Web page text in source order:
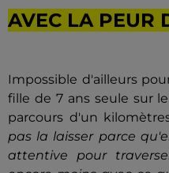
AVEC LA PEUR
Impossible d'ailleurs
fille de 7 ans seule sur
parcours d'un
pas la laisser parce
attentive pour